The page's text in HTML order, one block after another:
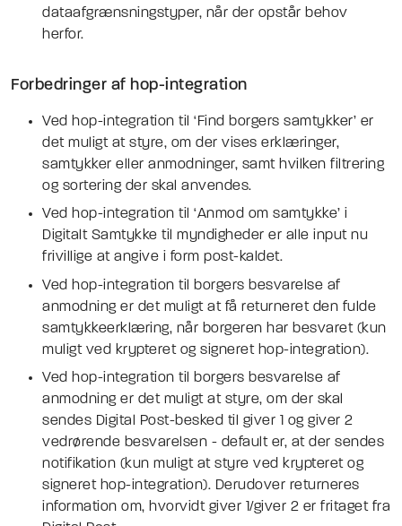
dataafgrænsningstyper, når der opstår behov
herfor.
Forbedringer af hop-integration
Ved hop-integration til ‘Find borgers samtykker’ er
det muligt at styre, om der vises erklæringer,
samtykker eller anmodninger, samt hvilken filtrering
og sortering der skal anvendes.
Ved hop-integration til ‘Anmod om samtykke’ i
Digitalt Samtykke til myndigheder er alle input nu
frivillige at angive i form post-kaldet.
Ved hop-integration til borgers besvarelse af
anmodning er det muligt at få returneret den fulde
samtykkeerklæring, når borgeren har besvaret (kun
muligt ved krypteret og signeret hop-integration).
Ved hop-integration til borgers besvarelse af
anmodning er det muligt at styre, om der skal
sendes Digital Post-besked til giver 1 og giver 2
vedrørende besvarelsen - default er, at der sendes
notifikation (kun muligt at styre ved krypteret og
signeret hop-integration). Derudover returneres
information om, hvorvidt giver 1/giver 2 er fritaget fra